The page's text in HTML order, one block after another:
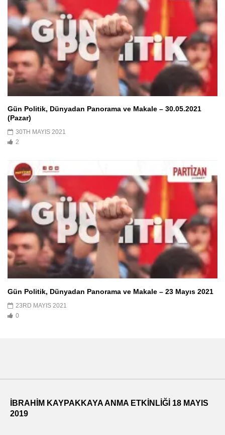
Gün Politik, Dünyadan Panorama ve Makale – 30.05.2021
(Pazar)
30TH MAYIS 2021
2
Gün Politik, Dünyadan Panorama ve Makale – 23 Mayıs 2021
23RD MAYIS 2021
0
İBRAHİM KAYPAKKAYA ANMA ETKİNLİĞİ 18 MAYIS
2019